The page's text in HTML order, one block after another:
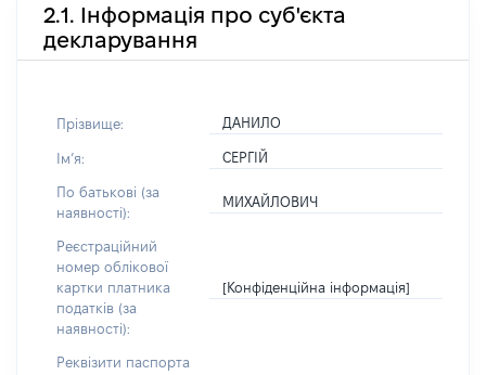
2.1. Інформація про суб'єкта
декларування
Прізвище: ДАНИЛО
Імʼя: СЕРГІЙ
По батькові (за
наявності):
МИХАЙЛОВИЧ
Реєстраційний
номер облікової
картки платника
податків (за
наявності):
[Конфіденційна інформація]
Реквізити паспорта